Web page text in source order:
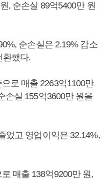
, 순손실 89억5400만 원
순손실은 2.19% 감소
환했다.
로 매출 2263억1100만
손실 155억3600만 원을
었고 영업이익은 32.14%,
매출 138억9200만 원,